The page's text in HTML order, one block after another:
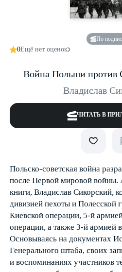
По
0Ещё нет оценок
Война Польши против
Владислав
ЧИТАТЬ В
Польско-советская война
после Первой мировой войны.
книги, Владислав Сикорский,
дивизией пехоты и Полесской
Киевской операции, 5-й
операции, а также 3-й армией
Основываясь на документах
Генерального штаба, своих
и воспоминаниях участников